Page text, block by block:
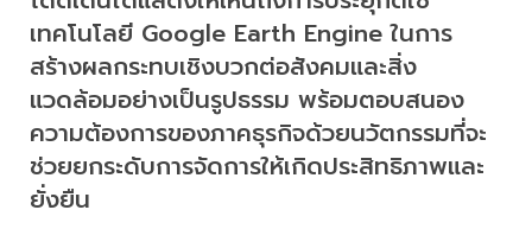
เทคโนโลยี Google Earth Engine ในการ
สร้างผลกระทบเชิงบวกต่อสังคมและสิ่ง
แวดล้อมอย่างเป็นรูปธรรม พร้อมตอบสนอง
ความต้องการของภาคธุรกิจด้วยนวัตกรรมที่จะ
ช่วยยกระดับการจัดการให้เกิดประสิทธิภาพและ
ยั่งยืน